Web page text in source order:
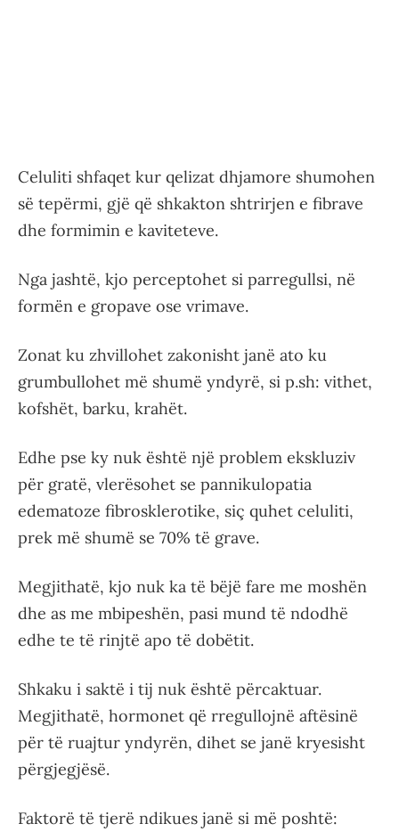
Celuliti shfaqet kur qelizat dhjamore shumohen
së tepërmi, gjë që shkakton shtrirjen e fibrave
dhe formimin e kaviteteve.
Nga jashtë, kjo perceptohet si parregullsi, në
formën e gropave ose vrimave.
Zonat ku zhvillohet zakonisht janë ato ku
grumbullohet më shumë yndyrë, si p.sh: vithet,
kofshët, barku, krahët.
Edhe pse ky nuk është një problem ekskluziv
për gratë, vlerësohet se pannikulopatia
edematoze fibrosklerotike, siç quhet celuliti,
prek më shumë se 70% të grave.
Megjithatë, kjo nuk ka të bëjë fare me moshën
dhe as me mbipeshën, pasi mund të ndodhë
edhe te të rinjtë apo të dobëtit.
Shkaku i saktë i tij nuk është përcaktuar.
Megjithatë, hormonet që rregullojnë aftësinë
për të ruajtur yndyrën, dihet se janë kryesisht
përgjegjësë.
Faktorë të tjerë ndikues janë si më poshtë: